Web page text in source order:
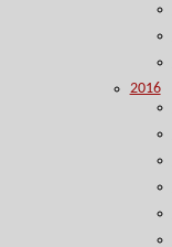
2016